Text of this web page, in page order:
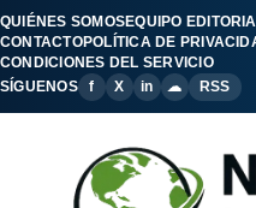
QUIÉNES SOMOSEQUIPO
CONTACTOPOLÍTICA DE
CONDICIONES DEL SERVICIO
SÍGUENOS
f X in ☁ RSS